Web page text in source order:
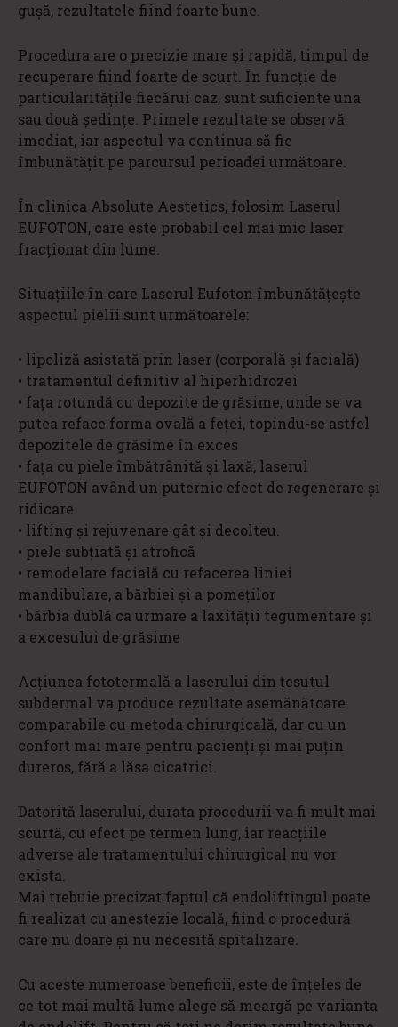
gușă, rezultatele fiind foarte bune.
Procedura are o precizie mare și rapidă, timpul de
recuperare fiind foarte de scurt. În funcție de
particularitățile fiecărui caz, sunt suficiente una
sau două ședințe. Primele rezultate se observă
imediat, iar aspectul va continua să fie
îmbunătățit pe parcursul perioadei următoare.
În clinica Absolute Aestetics, folosim Laserul
EUFOTON, care este probabil cel mai mic laser
fracționat din lume.
Situaţiile în care Laserul Eufoton îmbunătățește
aspectul pielii sunt următoarele:
• lipoliză asistată prin laser (corporală și facială)
• tratamentul definitiv al hiperhidrozei
• fața rotundă cu depozite de grăsime, unde se va
putea reface forma ovală a feței, topindu-se astfel
depozitele de grăsime în exces
• fața cu piele îmbătrânită și laxă, laserul
EUFOTON având un puternic efect de regenerare și
ridicare
• lifting și rejuvenare gât și decolteu.
• piele subțiată și atrofică
• remodelare facială cu refacerea liniei
mandibulare, a bărbiei și a pomeților
• bărbia dublă ca urmare a laxității tegumentare și
a excesului de grăsime
Acţiunea fototermală a laserului din ţesutul
subdermal va produce rezultate asemănătoare
comparabile cu metoda chirurgicală, dar cu un
confort mai mare pentru pacienți și mai puţin
dureros, fără a lăsa cicatrici.
Datorită laserului, durata procedurii va fi mult mai
scurtă, cu efect pe termen lung, iar reacțiile
adverse ale tratamentului chirurgical nu vor
exista.
Mai trebuie precizat faptul că endoliftingul poate
fi realizat cu anestezie locală, fiind o procedură
care nu doare și nu necesită spitalizare.
Cu aceste numeroase beneficii, este de înțeles de
ce tot mai multă lume alege să meargă pe varianta